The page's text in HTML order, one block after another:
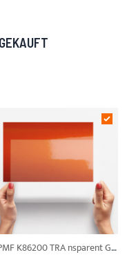
KPMF K86200 TRA nsparent Glänzend High Tack Papier Liner Din A4